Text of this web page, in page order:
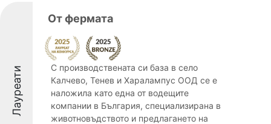
Лауреати
От фермата
С производствената си база в село
Калчево, Тенев и Харалампус ООД се е
наложила като една от водещите
компании в България, специализирана в
животновъдството и предлагането на